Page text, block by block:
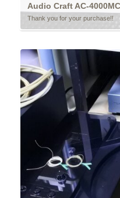
Audio Craft AC-
Thank you for your purchase!!